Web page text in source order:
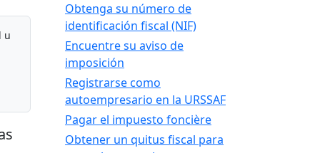
u
Obtenga su número de
identificación fiscal (NIF)
Encuentre su aviso de
imposición
Registrarse como
autoempresario en la URSSAF
Pagar el impuesto foncière
Obtener un quitus fiscal para